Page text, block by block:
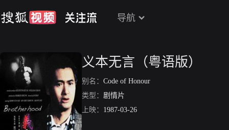
导航
义本无言（粤语版）
别名： Code of Honour
类型： 剧情片
上映： 1987-03-26